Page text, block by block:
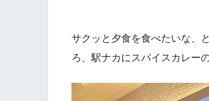
サクッと夕食を食べたいな、
ろ、駅ナカにスパイスカレー